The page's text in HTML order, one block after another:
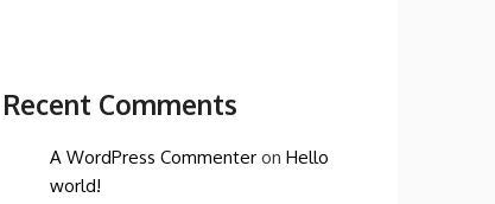
Recent Comments
A WordPress Commenter on Hello
world!